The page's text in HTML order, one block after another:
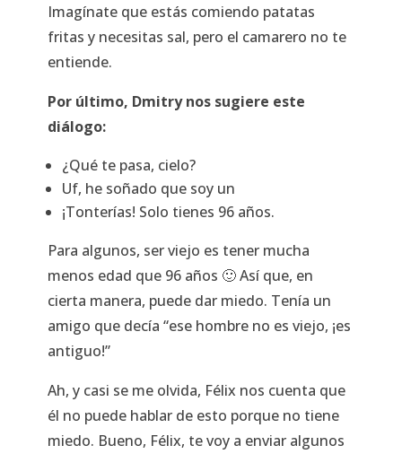
Imagínate que estás comiendo patatas
fritas y necesitas sal, pero el camarero no te
entiende.
Por último, Dmitry nos sugiere este
diálogo:
¿Qué te pasa, cielo?
Uf, he soñado que soy un
¡Tonterías! Solo tienes 96 años.
Para algunos, ser viejo es tener mucha
menos edad que 96 años 🙂 Así que, en
cierta manera, puede dar miedo. Tenía un
amigo que decía “ese hombre no es viejo, ¡es
antiguo!”
Ah, y casi se me olvida, Félix nos cuenta que
él no puede hablar de esto porque no tiene
miedo. Bueno, Félix, te voy a enviar algunos